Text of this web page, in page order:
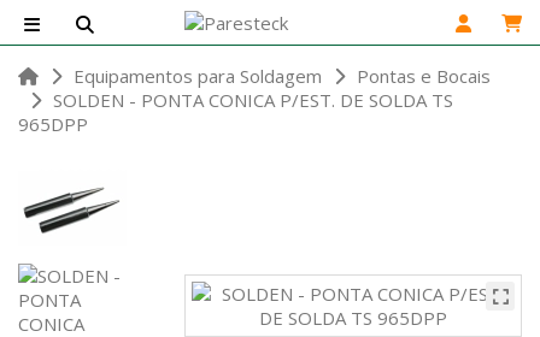
Equipamentos para Soldagem
Pontas e Bocais
SOLDEN - PONTA CONICA P/EST. DE SOLDA TS
965DPP